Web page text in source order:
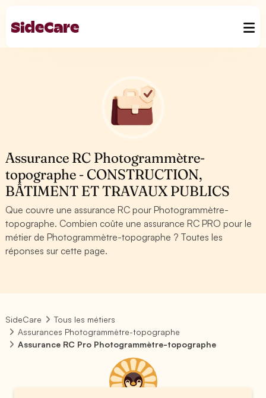
Assurance RC Photogrammètre-
topographe - CONSTRUCTION,
BÂTIMENT ET TRAVAUX PUBLICS
Que couvre une assurance RC pour Photogrammètre-
topographe. Combien coûte une assurance RC PRO pour le
métier de Photogrammètre-topographe ? Toutes les
réponses sur cette page.
SideCare
Tous les métiers
Assurances Photogrammètre-topographe
Assurance RC Pro Photogrammètre-topographe